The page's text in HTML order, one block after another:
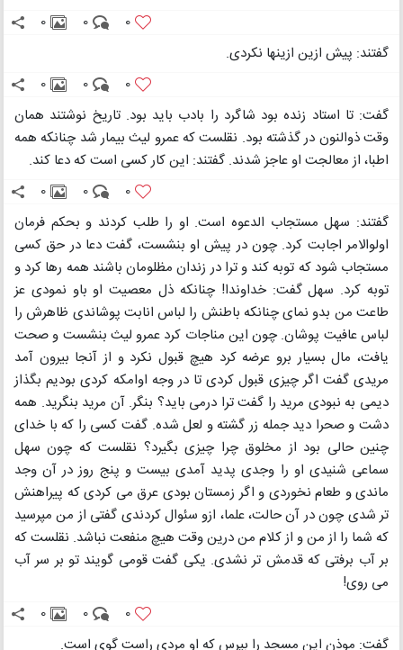
0
0
0
گفتند: پیش ازین ازینها نکردی.
0
0
0
گفت: تا استاد زنده بود شاگرد را بادب باید بود. تاریخ نوشتند همان
وقت ذوالنون در گذشته بود. نقلست که عمرو لیث بیمار شد چنانکه همه
اطبا، از معالجت او عاجز شدند. گفتند: این کار کسی است که دعا کند.
0
0
0
گفتند: سهل مستجاب الدعوه است. او را طلب کردند و بحکم فرمان
اولوالامر اجابت کرد. چون در پیش او بنشست، گفت دعا در حق کسی
مستجاب شود که توبه کند و ترا در زندان مظلومان باشند همه رها کرد و
توبه کرد. سهل گفت: خداوندا! چنانکه ذل معصیت او باو نمودی عز
طاعت من بدو نمای چنانکه باطنش را لباس انابت پوشاندی ظاهرش را
لباس عافیت پوشان. چون این مناجات کرد عمرو لیث بنشست و صحت
یافت، مال بسیار برو عرضه کرد هیچ قبول نکرد و از آنجا بیرون آمد
مریدی گفت اگر چیزی قبول کردی تا در وجه اوامکه کردی بودیم بگذاز
دیمی به نبودی مرید را گفت ترا درمی باید؟ بنگر. آن مرید بنگرید. همه
دشت و صحرا دید جمله زر گشته و لعل شده. گفت کسی را که با خدای
چنین حالی بود از مخلوق چرا چیزی بگیرد؟ نقلست که چون سهل
سماعی شنیدی او را وجدی پدید آمدی بیست و پنج روز در آن وجد
ماندی و طعام نخوردی و اگر زمستان بودی عرق می کردی که پیراهنش
تر شدی چون در آن حالت، علما، ازو سئوال کردندی گفتی از من مپرسید
که شما را از من و از کلام من درین وقت هیچ منفعت نباشد. نقلست که
بر آب برفتی که قدمش تر نشدی. یکی گفت قومی گویند تو بر سر آب
می روی!
0
0
0
گفت: موذن این مسجد را بپرس که او مردی راست گوی است.